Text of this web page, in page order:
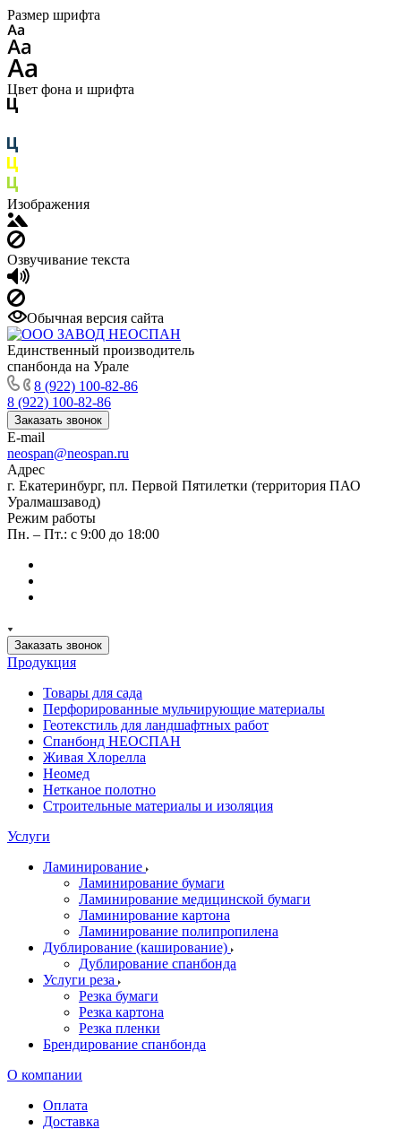
Размер шрифта
Цвет фона и шрифта
Изображения
Озвучивание текста
Обычная версия сайта
Единственный производитель
спанбонда на Урале
8 (922) 100-82-86
8 (922) 100-82-86
Заказать звонок
E-mail
neospan@neospan.ru
Адрес
г. Екатеринбург, пл. Первой Пятилетки (территория ПАО
Уралмашзавод)
Режим работы
Пн. – Пт.: с 9:00 до 18:00
Заказать звонок
Продукция
Товары для сада
Перфорированные мульчирующие материалы
Геотекстиль для ландшафтных работ
Спанбонд НЕОСПАН
Живая Хлорелла
Нeомед
Нетканое полотно
Строительные материалы и изоляция
Услуги
Ламинирование
Ламинирование бумаги
Ламинирование медицинской бумаги
Ламинирование картона
Ламинирование полипропилена
Дублирование (каширование)
Дублирование спанбонда
Услуги реза
Резка бумаги
Резка картона
Резка пленки
Брендирование спанбонда
О компании
Оплата
Доставка